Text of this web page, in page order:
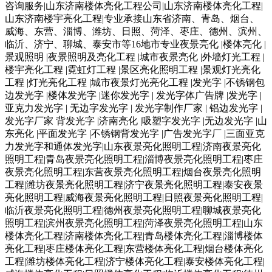
咨询服务|山东济南楼体亮化工程公司|山东济南楼体亮化工程|
山东济南楼宇亮化工程|专业承接山东省济南、青岛、烟台、
威海、东营、淄博、潍坊、日照、菏泽、枣庄、德州、滨州、
临沂、济宁、聊城、泰安市等16地市专业夜景亮化 |楼体亮化 |
景观照明 |夜景照明及亮化工程 |城市夜景亮化 |外墙灯光工程 |
楼宇亮化工程 |霓虹灯工程 |景区亮化照明工程 |景观灯光亮化
工程 |灯光亮化工程 |城市夜景灯光亮化工程 |发光字 |不锈钢包
边发光字 |楼体发光字 |迷你发光字 | 发光字体广告牌 |发光字 |
亚克力发光字 | 无边字发光字 | 发光字制作厂家 | 铝边发光字 |
发光字厂家 背发光字 |济南亮化 |吸塑字发光字 |无边发光字 |山
东亮化 |平面发光字 |不锈钢背发光字 |广告发光字厂 |三面亚克
力发光字和通体发光字|山东夜景亮化照明工程|济南夜景亮化
照明工程|青岛夜景亮化照明工程|淄博夜景亮化照明工程|枣庄
夜景亮化照明工程|东营夜景亮化照明工程|烟台夜景亮化照明
工程|潍坊夜景亮化照明工程|济宁夜景亮化照明工程|泰安夜景
亮化照明工程|威海夜景亮化照明工程|日照夜景亮化照明工程|
临沂夜景亮化照明工程|德州夜景亮化照明工程|聊城夜景亮化
照明工程|滨州夜景亮化照明工程|菏泽夜景亮化照明工程|山东
楼体亮化工程|济南楼体亮化工程|青岛楼体亮化工程|淄博楼体
亮化工程|枣庄楼体亮化工程|东营楼体亮化工程|烟台楼体亮化
工程|潍坊楼体亮化工程|济宁楼体亮化工程|泰安楼体亮化工程|